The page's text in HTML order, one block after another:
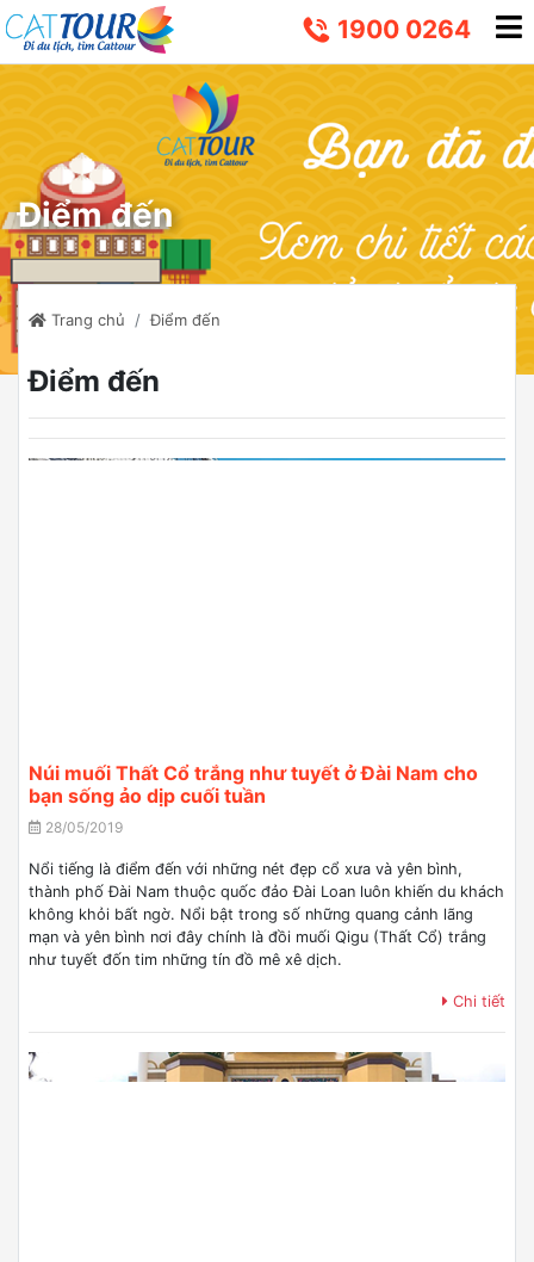
1900 0264
Điểm đến
Trang chủ Điểm đến
Điểm đến
Núi muối Thất Cổ trắng như tuyết ở Đài Nam cho
bạn sống ảo dịp cuối tuần
28/05/2019
Nổi tiếng là điểm đến với những nét đẹp cổ xưa và yên bình,
thành phố Đài Nam thuộc quốc đảo Đài Loan luôn khiến du khách
không khỏi bất ngờ. Nổi bật trong số những quang cảnh lãng
mạn và yên bình nơi đây chính là đồi muối Qigu (Thất Cổ) trắng
như tuyết đốn tim những tín đồ mê xê dịch.
Chi tiết